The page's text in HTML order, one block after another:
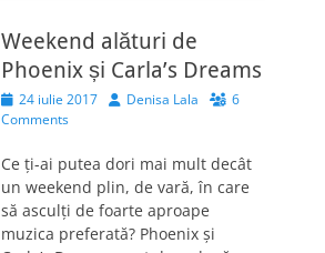
Weekend alături de
Phoenix și Carla’s Dreams
Posted
on
24 iulie 2017 AuthorDenisa Lala
6
Comments
Ce ți-ai putea dori mai mult decât
un weekend plin, de vară, în care
să asculți de foarte aproape
muzica preferată? Phoenix și